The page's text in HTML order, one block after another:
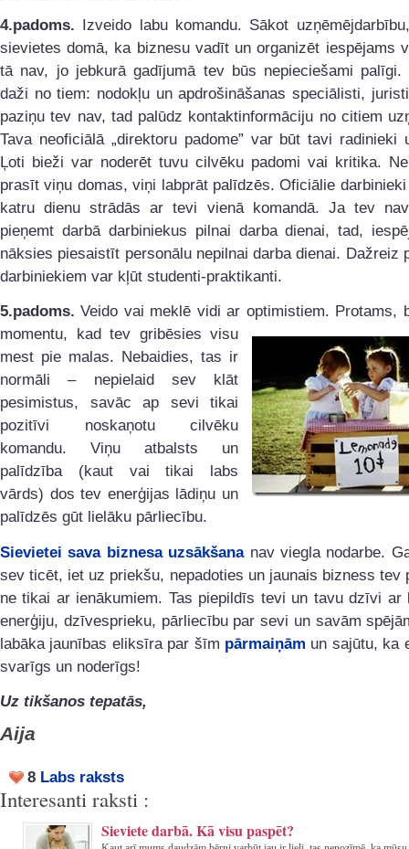
4.padoms. Izveido labu komandu. Sākot
sievietes domā, ka biznesu vadīt un organizēt iespējams
tā nav, jo jebkurā gadījumā tev būs nepieciešami
daži no tiem: nodokļu un apdrošināšanas speciālisti,
paziņu tev nav, tad palūdz kontaktinformāciju no citiem
Tava neoficiālā „direktoru padome” var būt tavi radinieki
Ļoti bieži var noderēt tuvu cilvēku padomi vai kritika.
prasīt viņu domas, viņi labprāt palīdzēs. Oficiālie
katru dienu strādās ar tevi vienā komandā. Ja tev
pieņemt darbā darbiniekus pilnai darba dienai, tad,
nāksies piesaistīt personālu nepilnai darba dienai. Dažreiz
darbiniekiem var kļūt studenti-praktikanti.
5.padoms. Veido vai meklē vidi ar optimistiem. Protams,
momentu, kad tev gribēsies visu
mest pie malas. Nebaidies, tas ir
normāli – nepielaid sev klāt
pesimistus, savāc ap sevi tikai
pozitīvi noskaņotu cilvēku
komandu. Viņu atbalsts un
palīdzība (kaut vai tikai labs
vārds) dos tev enerģijas lādiņu un
palīdzēs gūt lielāku pārliecību.
Sievietei sava biznesa uzsākšananav viegla nodarbe.
sev ticēt, iet uz priekšu, nepadoties un jaunais bizness tev
ne tikai ar ienākumiem. Tas piepildīs tevi un tavu dzīvi ar
enerģiju, dzīvesprieku, pārliecību par sevi un savām
labāka jaunības eliksīra par šīm pārmaiņām un sajūtu, ka
svarīgs un noderīgs!
Uz tikšanos tepatās,
Aija
8 Labs raksts
Interesanti raksti :
Sieviete darbā. Kā visu paspēt?